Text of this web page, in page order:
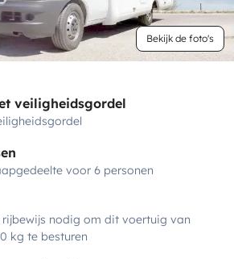
Bekijk de foto's
veiligheidsgordel
voor 6 personen
rijbewijs nodig om dit voertuig van
kg te besturen